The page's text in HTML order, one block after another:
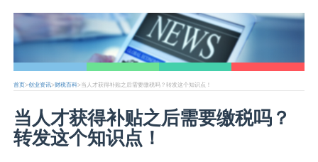
首页>创业资讯>财税百科>当人才获得补贴之后需要缴税吗？转发这个知识点！
当人才获得补贴之后需要缴税吗？
转发这个知识点！